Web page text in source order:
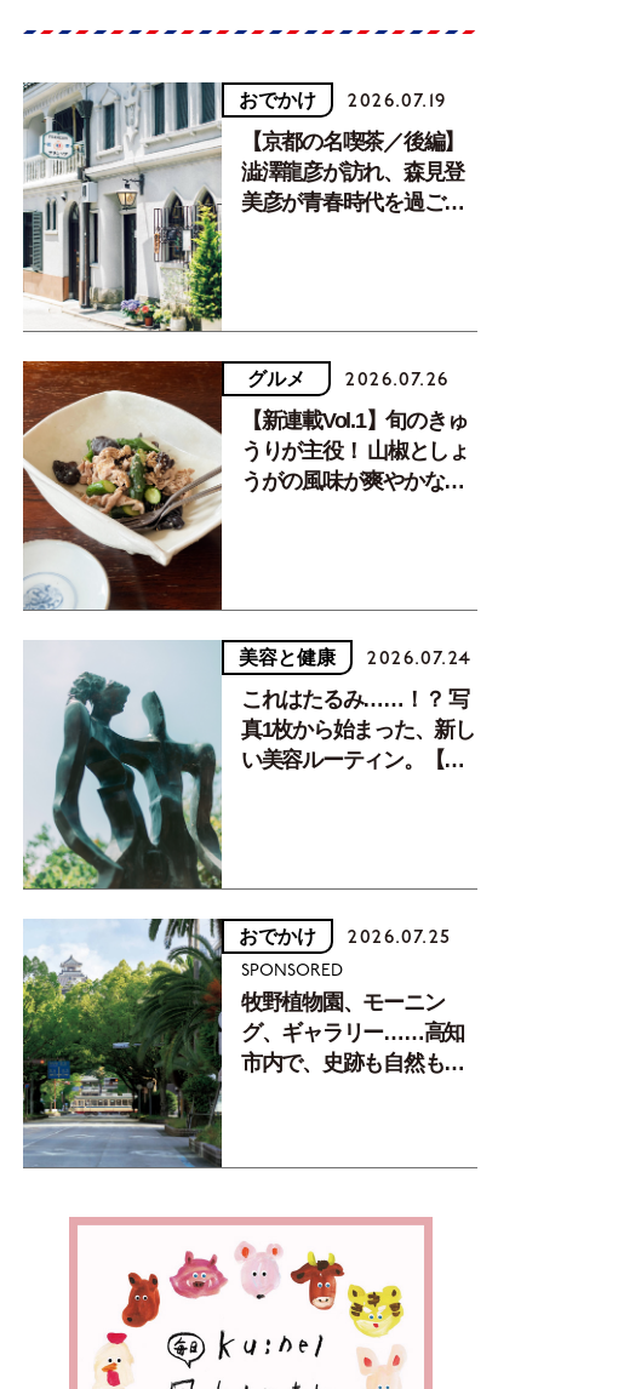
おでかけ 2026.07.19
【京都の名喫茶／後編】
澁澤龍彦が訪れ、森見登
美彦が青春時代を過ごし
グルメ 2026.07.26
【新連載Vol.1】旬のきゅ
うりが主役！ 山椒としょ
うがの風味が爽やかな、
美容と健康 2026.07.24
これはたるみ……！？ 写
真1枚から始まった、新し
い美容ルーティン。【中
おでかけ 2026.07.25
SPONSORED
牧野植物園、モーニン
グ、ギャラリー……高知
市内で、史跡も自然もグ